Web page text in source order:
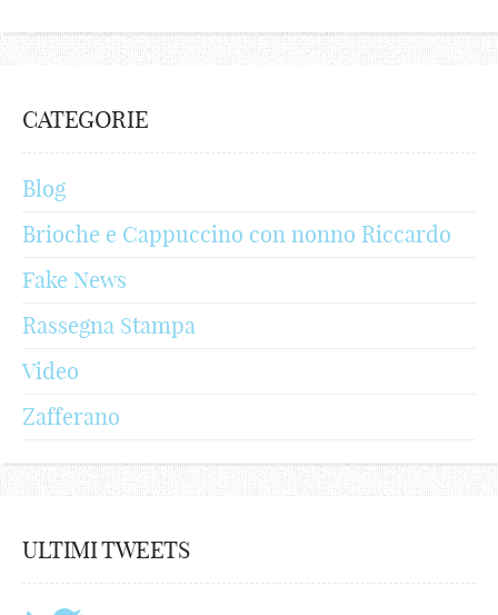
CATEGORIE
Blog
Brioche e Cappuccino con nonno Riccardo
Fake News
Rassegna Stampa
Video
Zafferano
ULTIMI TWEETS